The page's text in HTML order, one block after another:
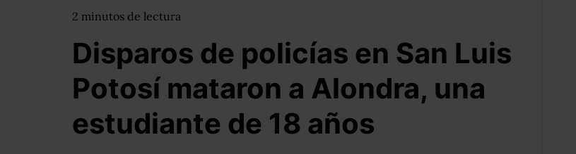
2 minutos de lectura
Disparos de policías en San Luis
Potosí mataron a Alondra, una
estudiante de 18 años